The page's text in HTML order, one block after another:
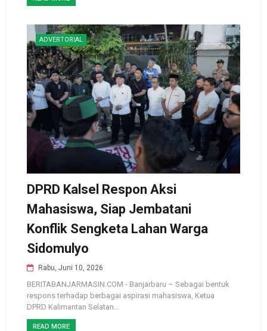
ADVERTORIAL
DPRD Kalsel Respon Aksi
Mahasiswa, Siap Jembatani
Konflik Sengketa Lahan Warga
Sidomulyo
Rabu, Juni 10, 2026
BERITABANJARMASIN.COM - Banjarbaru – Sebagai bentuk
respons terhadap berbagai aspirasi mahasiswa, Ketua
DPRD Kalimantan Selatan...
READ MORE